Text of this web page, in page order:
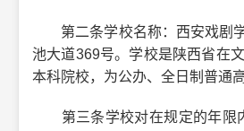
第二条学校名称：西安戏剧学
池大道369号。学校是陕西省在
本科院校，为公办、全日制普通
第三条学校对在规定的年限内